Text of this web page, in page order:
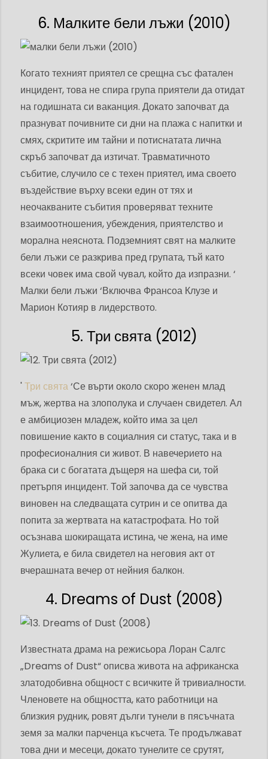
6. Малките бели лъжи (2010)
Когато техният приятел се срещна със фатален
инцидент, това не спира група приятели да отидат
на годишната си ваканция. Докато започват да
празнуват почивните си дни на плажа с напитки и
смях, скритите им тайни и потиснатата лична
скръб започват да изтичат. Травматичното
събитие, случило се с техен приятел, има своето
въздействие върху всеки един от тях и
неочакваните събития проверяват техните
взаимоотношения, убеждения, приятелство и
морална неяснота. Подземният свят на малките
бели лъжи се разкрива пред групата, тъй като
всеки човек има свой чувал, който да изпразни. ‘
Малки бели лъжи ‘Включва Франсоа Клузе и
Марион Котияр в лидерството.
5. Три свята (2012)
' Три свята‘Се върти около скоро женен млад
мъж, жертва на злополука и случаен свидетел. Ал
е амбициозен младеж, който има за цел
повишение както в социалния си статус, така и в
професионалния си живот. В навечерието на
брака си с богатата дъщеря на шефа си, той
претърпя инцидент. Той започва да се чувства
виновен на следващата сутрин и се опитва да
попита за жертвата на катастрофата. Но той
осъзнава шокиращата истина, че жена, на име
Жулиета, е била свидетел на неговия акт от
вчерашната вечер от нейния балкон.
4. Dreams of Dust (2008)
Известната драма на режисьора Лоран Салгс
„Dreams of Dust“ описва живота на африканска
златодобивна общност с всичките й тривиалности.
Членовете на общността, като работници на
близкия рудник, ровят дълги тунели в пясъчната
земя за малки парченца късчета. Те продължават
това дни и месеци, докато тунелите се срутят,